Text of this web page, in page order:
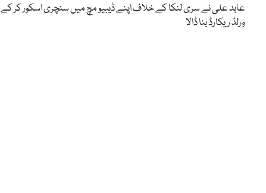
عابد علی نے سری لنکا کے خلاف اپنے ڈیبیو مچ میں سنچری اسکور کر کے
ورلڈ ریکارڈ بنا ڈالا